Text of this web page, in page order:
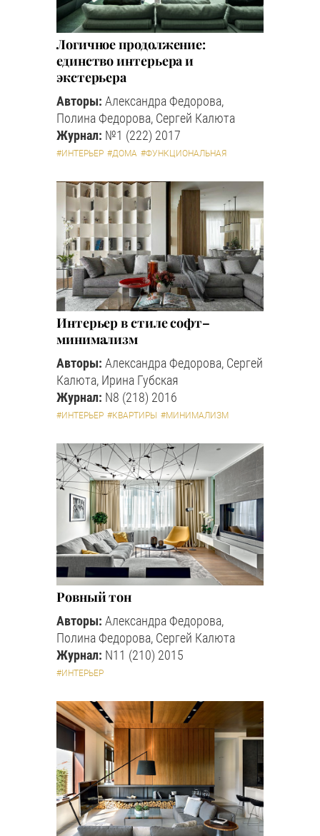
Логичное продолжение:
единство интерьера и
экстерьера
Авторы: Александра Федорова,
Полина Федорова, Сергей Калюта
Журнал: №1 (222) 2017
#ИНТЕРЬЕР #ДОМА #ФУНКЦИОНАЛЬНАЯ
Интерьер в стиле софт–
минимализм
Авторы: Александра Федорова, Сергей
Калюта, Ирина Губская
Журнал: N8 (218) 2016
#ИНТЕРЬЕР #КВАРТИРЫ #МИНИМАЛИЗМ
Ровный тон
Авторы: Александра Федорова,
Полина Федорова, Сергей Калюта
Журнал: N11 (210) 2015
#ИНТЕРЬЕР